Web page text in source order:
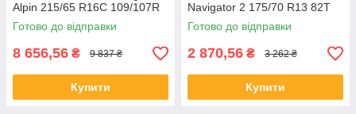
Alpin 215/65 R16C 109/107R
Готово до відправки
8 656,56 ₴ 9 837 ₴
Купити
Navigator 2 175/70 R13 82T
Готово до відправки
2 870,56 ₴ 3 262 ₴
Купити